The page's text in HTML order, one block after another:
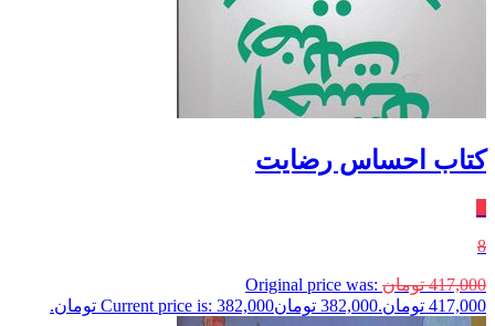
کتاب احساس رضایت
8
417,000 تومان Original price was:
417,000 تومان.
382,000 تومانCurrent price is: 382,000 تومان.